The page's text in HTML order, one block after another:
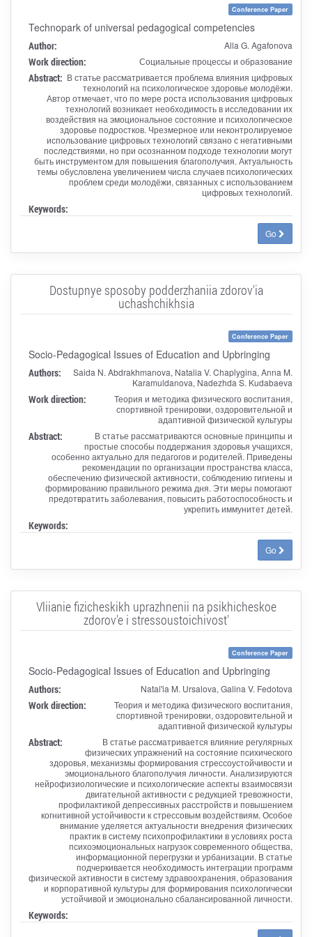
Conference Paper
Technopark of universal pedagogical competencies
Author: Alla G. Agafonova
Work direction: Социальные процессы и образование
Abstract: В статье рассматривается проблема влияния цифровых
технологий на психологическое здоровье молодёжи.
Автор отмечает, что по мере роста использования цифровых
технологий возникает необходимость в исследовании их
воздействия на эмоциональное состояние и психологическое
здоровье подростков. Чрезмерное или неконтролируемое
использование цифровых технологий связано с негативными
последствиями, но при осознанном подходе технологии могут
быть инструментом для повышения благополучия. Актуальность
темы обусловлена увеличением числа случаев психологических
проблем среди молодёжи, связанных с использованием
цифровых технологий.
Keywords:
Go
Dostupnye sposoby podderzhaniia zdorov'ia
uchashchikhsia
Conference Paper
Socio-Pedagogical Issues of Education and Upbringing
Authors:
Saida N. Abdrakhmanova, Natalia V. Chaplygina, Anna M.
Karamuldanova, Nadezhda S. Kudabaeva
Work direction:
Теория и методика физического воспитания,
спортивной тренировки, оздоровительной и
адаптивной физической культуры
Abstract:
В статье рассматриваются основные принципы и
простые способы поддержания здоровья учащихся,
особенно актуально для педагогов и родителей. Приведены
рекомендации по организации пространства класса,
обеспечению физической активности, соблюдению гигиены и
формированию правильного режима дня. Эти меры помогают
предотвратить заболевания, повысить работоспособность и
укрепить иммунитет детей.
Keywords:
Go
Vliianie fizicheskikh uprazhnenii na psikhicheskoe
zdorov'e i stressoustoichivost'
Conference Paper
Socio-Pedagogical Issues of Education and Upbringing
Authors: Natal'ia M. Ursalova, Galina V. Fedotova
Work direction:
Теория и методика физического воспитания,
спортивной тренировки, оздоровительной и
адаптивной физической культуры
Abstract:
В статье рассматривается влияние регулярных
физических упражнений на состояние психического
здоровья, механизмы формирования стрессоустойчивости и
эмоционального благополучия личности. Анализируются
нейрофизиологические и психологические аспекты взаимосвязи
двигательной активности с редукцией тревожности,
профилактикой депрессивных расстройств и повышением
когнитивной устойчивости к стрессовым воздействиям. Особое
внимание уделяется актуальности внедрения физических
практик в систему психопрофилактики в условиях роста
психоэмоциональных нагрузок современного общества,
информационной перегрузки и урбанизации. В статье
подчеркивается необходимость интеграции программ
физической активности в систему здравоохранения, образования
и корпоративной культуры для формирования психологически
устойчивой и эмоционально сбалансированной личности.
Keywords: